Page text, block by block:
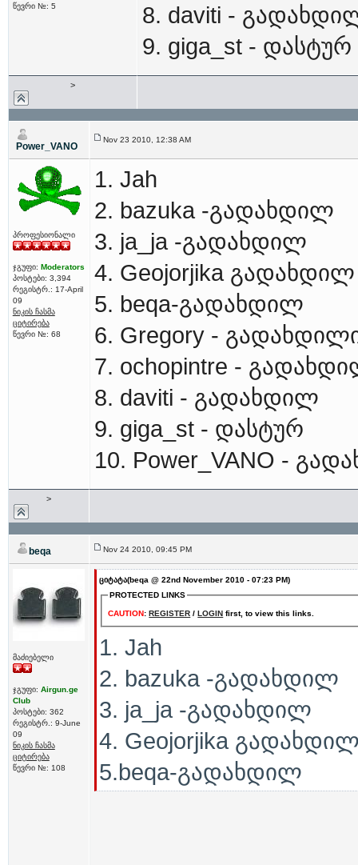
წევრი №: 5
8. daviti -
9. giga_st - დასტურ
>
Power_VANO
Nov 23 2010, 12:38 AM
პროფესიონალი
ჯგუფი: Moderators
პოსტები: 3,394
რეგისტრ.: 17-April
09
ნიკის ჩასმა
ციტირება
წევრი №: 68
1. Jah
2. bazuka -გადახდილ
3. ja_ja -გადახდილ
4. Geojorjika გადახდილ
5. beqa-გადახდილ
6. Gregory -
7. ochopintre -
8. daviti - გადახდილ
9. giga_st - დასტურ
10. Power_VANO -
>
beqa Nov 24 2010, 09:45 PM
მაძიებელი
ჯგუფი: Airgun.ge
Club
პოსტები: 362
რეგისტრ.: 9-June
09
ნიკის ჩასმა
ციტირება
წევრი №: 108
ციტატა(beqa @ 22nd November 2010 - 07:23 PM)
PROTECTED LINKS
CAUTION:REGISTER /LOGIN first, to view this links.
1. Jah
2. bazuka -გადახდილ
3. ja_ja -გადახდილ
4. Geojorjika
5.beqa-გადახდილ